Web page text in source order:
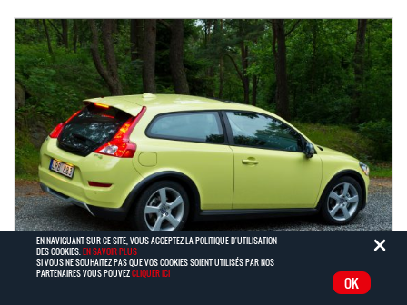
×
EN NAVIGUANT SUR CE SITE, VOUS ACCEPTEZ LA POLITIQUE D'UTILISATION
DES COOKIES.EN SAVOIR PLUS
SI VOUS NE SOUHAITEZ PAS QUE VOS COOKIES SOIENT UTILISÉS PAR NOS
PARTENAIRES VOUS POUVEZCLIQUER ICI OK